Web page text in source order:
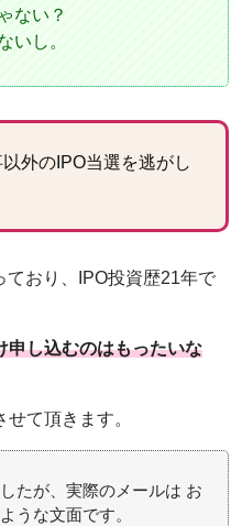
ない？
いし。
外のIPO当選を逃がし
ており、IPO投資歴21年で
申し込むのはもったいな
て頂きます。
たが、実際のメールは お
うな文面です。